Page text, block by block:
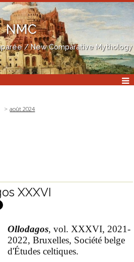
NMC
/ New Comparative Mythology
août 2024
XXXVI
Ollodagos, vol. XXXVI, 2021-
2022, Bruxelles, Société belge
d'Études celtiques.